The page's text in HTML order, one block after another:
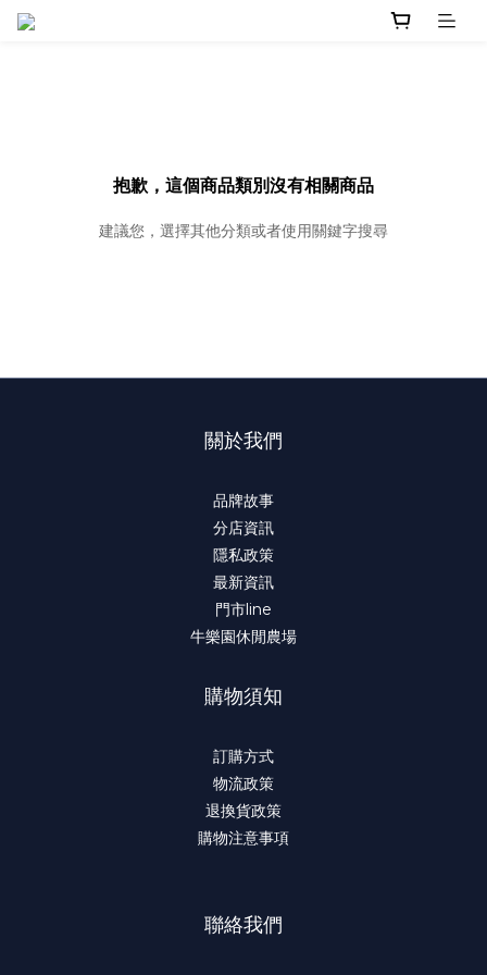
抱歉，這個商品類別沒有相關商品
建議您，選擇其他分類或者使用關鍵字搜尋
關於我們
品牌故事
分店資訊
隱私政策
最新資訊
門市line
牛樂園休閒農場
購物須知
訂購方式
物流政策
退換貨政策
購物注意事項
聯絡我們